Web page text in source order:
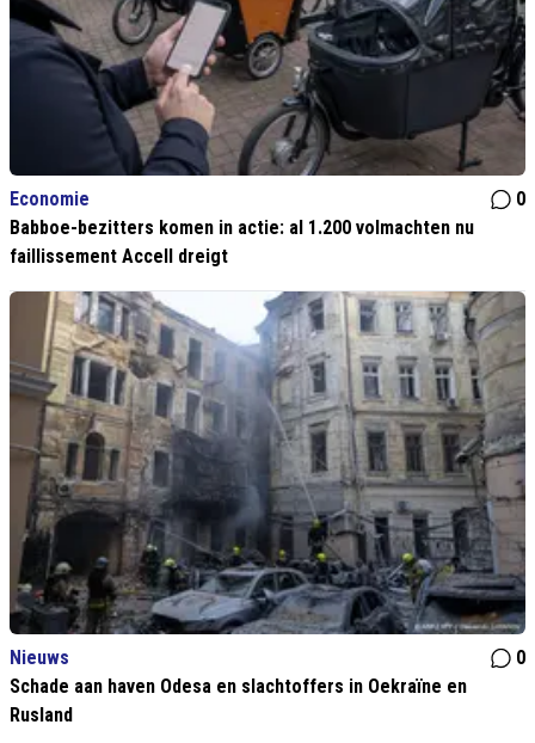
Economie
0
Babboe-bezitters komen in actie: al 1.200 volmachten nu
faillissement Accell dreigt
Nieuws
0
Schade aan haven Odesa en slachtoffers in Oekraïne en
Rusland